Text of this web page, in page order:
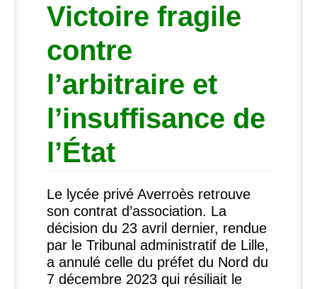
Victoire fragile
contre
l’arbitraire et
l’insuffisance de
l’État
Le lycée privé Averroès retrouve
son contrat d’association. La
décision du 23 avril dernier, rendue
par le Tribunal administratif de Lille,
a annulé celle du préfet du Nord du
7 décembre 2023 qui résiliait le